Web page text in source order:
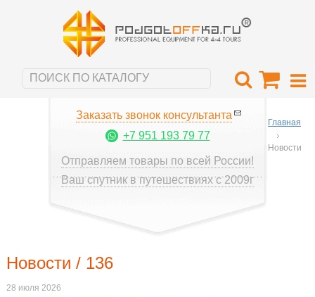
Заказать звонок консультанта
+7 951 193 79 77
Отправляем товары по всей России!
Ваш спутник в путешествиях с 2009г
Главная
Новости
Новости / 136
28 июля 2026